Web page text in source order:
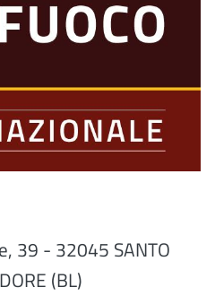
39 - 32045 SANTO
(BL)